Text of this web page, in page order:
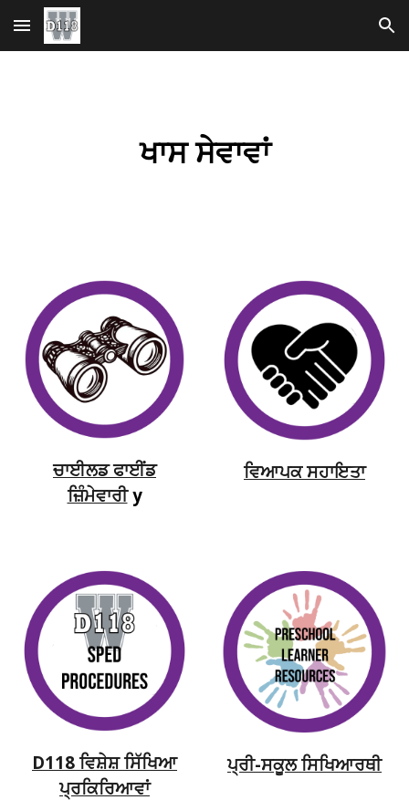
ਮੁੱਖ ਸਮੱਗਰੀ 'ਤੇ ਜਾਓ ਨੈਵੀਗੇਸ਼ਨ ਉੱਤੇ ਜਾਓ
ਖਾਸ ਸੇਵਾਵਾਂ
ਚਾਈਲਡ ਫਾਈਂਡ
ਜ਼ਿੰਮੇਵਾਰੀ y
ਵਿਆਪਕ ਸਹਾਇਤਾ
D118 ਵਿਸ਼ੇਸ਼ ਸਿੱਖਿਆ
ਪ੍ਰਕਿਰਿਆਵਾਂ
ਪ੍ਰੀ-ਸਕੂਲ ਸਿਖਿਆਰਥੀ